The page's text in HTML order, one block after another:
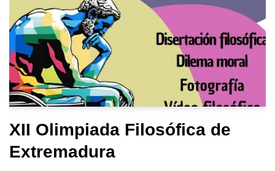
XII Olimpiada Filosófica de
Extremadura